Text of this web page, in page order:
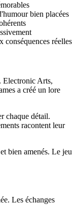
bien placées
conséquences réelles
Electronic Arts,
a créé un lore
chaque détail.
racontent leur
bien amenés. Le jeu
Les échanges